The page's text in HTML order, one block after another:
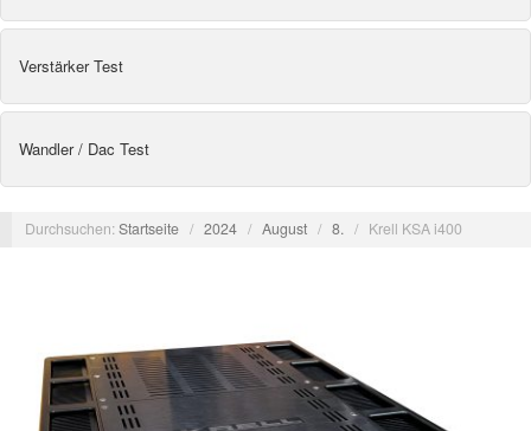
Verstärker Test
Wandler / Dac Test
Durchsuchen:Startseite / 2024 / August / 8. / Krell KSA i400